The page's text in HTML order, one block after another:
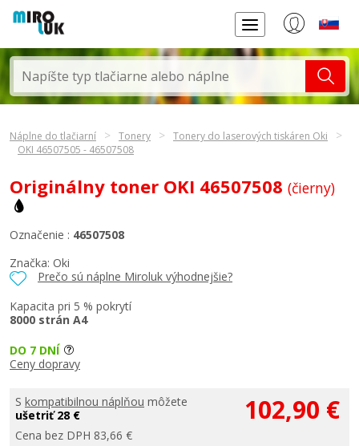
Náplne do tlačiarní Tonery
Tonery do laserových tiskáren Oki
OKI 46507505 - 46507508
Originálny toner OKI 46507508 (čierny)
Značka: Oki
Prečo sú náplne Miroluk výhodnejšie?
Kapacita pri 5 % pokrytí
8000 strán A4
Označenie : 46507508
DO 7 DNÍ
Ceny dopravy
S kompatibilnou náplňou môžete
ušetriť 28 €
Cena bez DPH 83,66 €
102,90 €